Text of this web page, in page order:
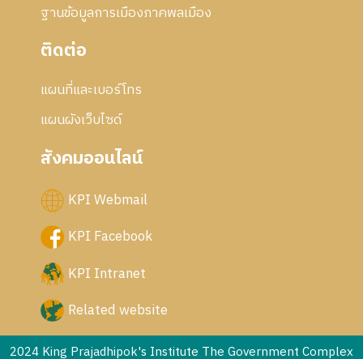
ฐานข้อมูลการเมืองภาคพลเมือง
ติดต่อ
แผนที่และเบอร์โทร
แผนผังเว็บไซด์
สังคมออนไลน์
KPI Webmail
KPI Facebook
KPI Intranet
Related website
2024 King Prajadhipok's Institute The Government Complex